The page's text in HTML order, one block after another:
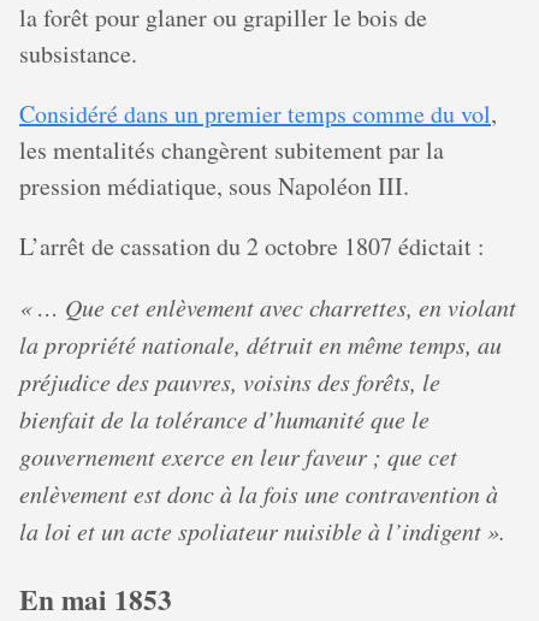
la forêt pour glaner ou grapiller le bois de
subsistance.
Considéré dans un premier temps comme du vol,
les mentalités changèrent subitement par la
pression médiatique, sous Napoléon III.
L’arrêt de cassation du 2 octobre 1807 édictait :
« … Que cet enlèvement avec charrettes, en violant
la propriété nationale, détruit en même temps, au
préjudice des pauvres, voisins des forêts, le
bienfait de la tolérance d’humanité que le
gouvernement exerce en leur faveur ; que cet
enlèvement est donc à la fois une contravention à
la loi et un acte spoliateur nuisible à l’indigent ».
En mai 1853